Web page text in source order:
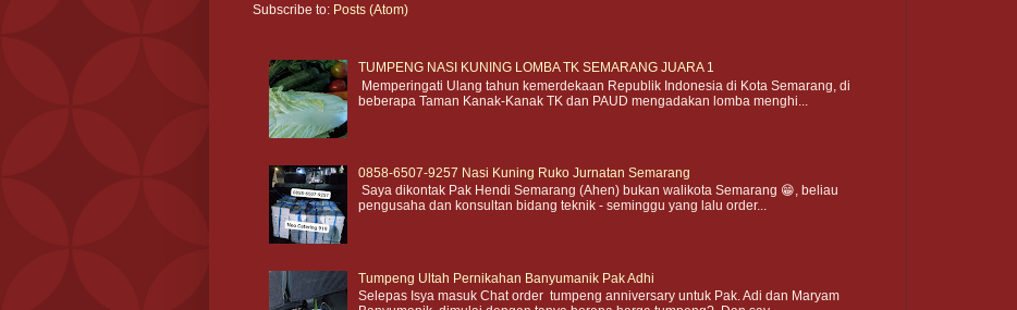
Subscribe to: Posts (Atom)
TUMPENG NASI KUNING LOMBA TK SEMARANG JUARA 1
Memperingati Ulang tahun kemerdekaan Republik Indonesia di Kota Semarang, di
beberapa Taman Kanak-Kanak TK dan PAUD mengadakan lomba menghi...
0858-6507-9257 Nasi Kuning Ruko Jurnatan Semarang
Saya dikontak Pak Hendi Semarang (Ahen) bukan walikota Semarang 😁, beliau
pengusaha dan konsultan bidang teknik - seminggu yang lalu order...
Tumpeng Ultah Pernikahan Banyumanik Pak Adhi
Selepas Isya masuk Chat order tumpeng anniversary untuk Pak. Adi dan Maryam